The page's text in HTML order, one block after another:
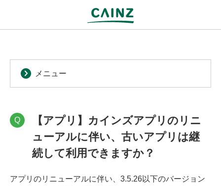
メニュー
Q
【アプリ】カインズアプリのリニ
ューアルに伴い、古いアプリは継
続して利用できますか？
アプリのリニューアルに伴い、3.5.26以下のバージョン